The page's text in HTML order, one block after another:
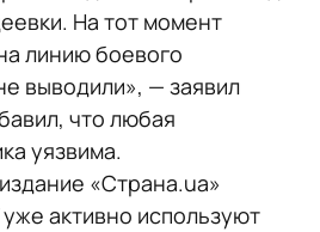
На тот момент
линию боевого
выводили», — заявил
что любая
уязвима.
«Страна.ua»
активно используют